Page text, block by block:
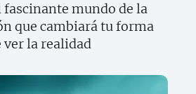
fascinante mundo de la
que cambiará tu forma
ver la realidad